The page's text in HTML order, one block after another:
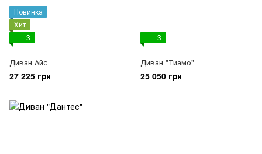
Новинка
Хит
3
Диван Айс
27 225 грн
3
Диван "Тиамо"
25 050 грн